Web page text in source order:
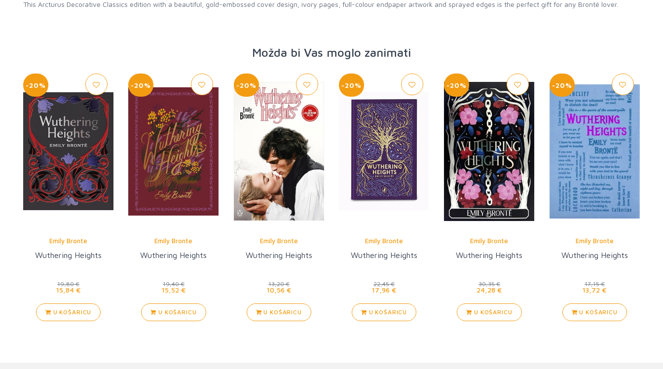
This Arcturus Decorative Classics edition with a beautiful, gold-embossed cover design, ivory pages, full-colour endpaper artwork and sprayed edges is the perfect gift for any Brontë lover.
Možda bi Vas moglo zanimati
-20%
Emily Bronte
Wuthering Heights
19,80 €
15,84 €
U KOŠARICU
-20%
Emily Bronte
Wuthering Heights
19,40 €
15,52 €
U KOŠARICU
-20%
Emily Bronte
Wuthering Heights
13,20 €
10,56 €
U KOŠARICU
-20%
Emily Bronte
Wuthering Heights
22,45 €
17,96 €
U KOŠARICU
-20%
Emily Bronte
Wuthering Heights
30,35 €
24,28 €
U KOŠARICU
-20%
Emily Bronte
Wuthering Heights
17,15 €
13,72 €
U KOŠARICU